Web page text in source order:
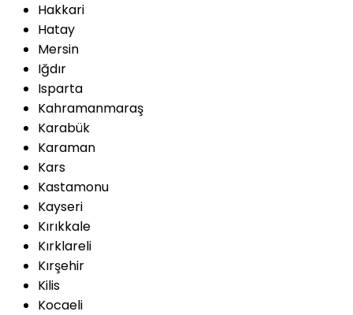
Hakkari
Hatay
Mersin
Iğdır
Isparta
Kahramanmaraş
Karabük
Karaman
Kars
Kastamonu
Kayseri
Kırıkkale
Kırklareli
Kırşehir
Kilis
Kocaeli